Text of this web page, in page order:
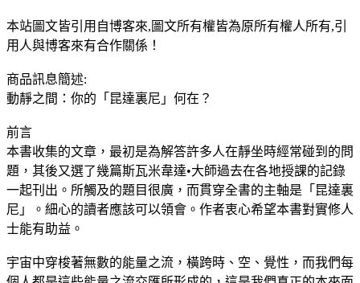
本站圖文皆引用自博客來,圖文所有權皆為原所有權人所有,引
用人與博客來有合作關係！
商品訊息簡述:
動靜之間：你的「昆達裏尼」何在？
前言
本書收集的文章，最初是為解答許多人在靜坐時經常碰到的問
題，其後又選了幾篇斯瓦米韋達•大師過去在各地授課的記錄
一起刊出。所觸及的題目很廣，而貫穿全書的主軸是「昆達裏
尼」。細心的讀者應該可以領會。作者衷心希望本書對實修人
士能有助益。
宇宙中穿梭著無數的能量之流，橫跨時、空、覺性，而我們每